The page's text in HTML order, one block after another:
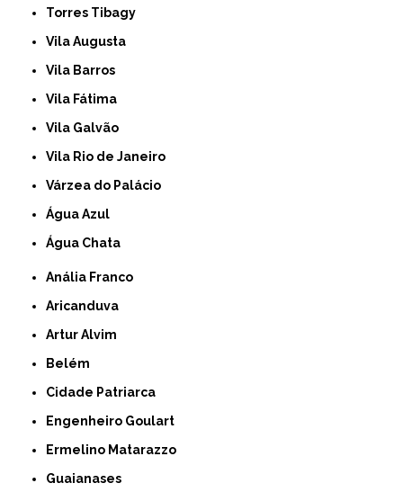
Torres Tibagy
Vila Augusta
Vila Barros
Vila Fátima
Vila Galvão
Vila Rio de Janeiro
Várzea do Palácio
Água Azul
Água Chata
Anália Franco
Aricanduva
Artur Alvim
Belém
Cidade Patriarca
Engenheiro Goulart
Ermelino Matarazzo
Guaianases